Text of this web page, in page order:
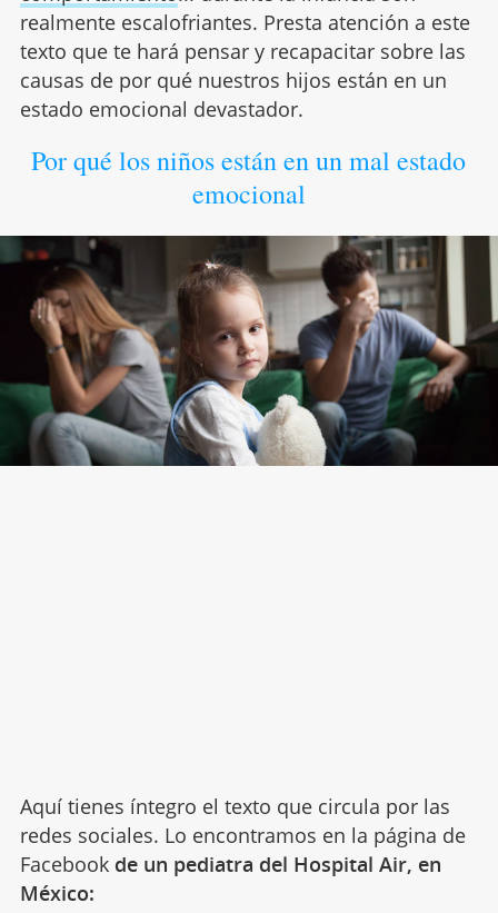
realmente escalofriantes. Presta atención a este
texto que te hará pensar y recapacitar sobre las
causas de por qué nuestros hijos están en un
estado emocional devastador.
Por qué los niños están en un mal estado
emocional
Aquí tienes íntegro el texto que circula por las
redes sociales. Lo encontramos en la página de
Facebook de un pediatra del Hospital Air, en
México: